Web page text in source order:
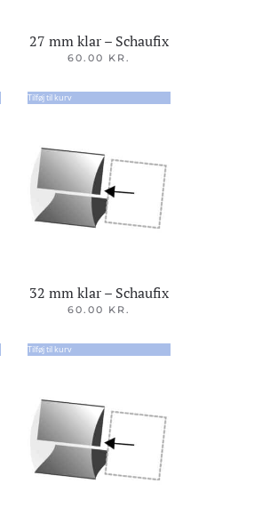
27 mm klar – Schaufix
60.00 KR.
Tilføj til kurv
32 mm klar – Schaufix
60.00 KR.
Tilføj til kurv